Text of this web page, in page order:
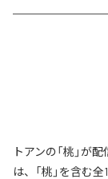
トアンの「桃」が
は、「桃」を含む